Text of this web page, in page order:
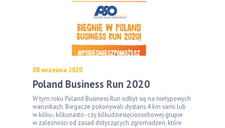
08 września 2020
Poland Business Run 2020
W tym roku Poland Business Run odbył się na nietypowych
warunkach. Biegacze pokonywali dystans 4 km sami lub
w kilku-, kilkunasto- czy kilkudziesięcioosobowej grupie
w zależności od zasad dotyczących zgromadzeń, które